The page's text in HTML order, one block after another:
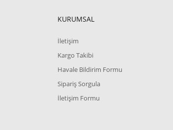
KURUMSAL
İletişim
Kargo Takibi
Havale Bildirim Formu
Sipariş Sorgula
İletişim Formu